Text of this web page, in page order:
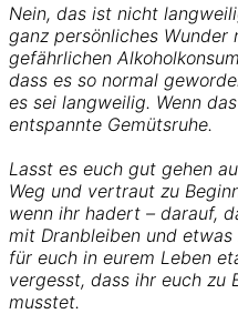
Nein, das ist nicht
ganz persönliches Wunder
gefährlichen
dass es so normal
es sei langweilig. Wenn
entspannte Gemütsruhe.
Lasst es euch gut gehen
Weg und vertraut zu
wenn ihr hadert – darauf,
mit Dranbleiben und
für euch in eurem Leben
vergesst, dass ihr euch zu
musstet.